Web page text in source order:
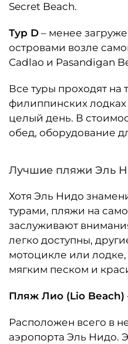
Secret Beach.
Тур D – менее
островами возле
Cadlao и Pasandigan
Все туры проходят на
филиппинских
целый день. В
обед, оборудование
Лучшие пляжи Эль
Хотя Эль Нидо
турами, пляжи на
заслуживают
легко доступны,
мотоцикле или
мягким песком и
Пляж Лио (Lio Beach)
Расположен всего в
аэропорта Эль Нидо.